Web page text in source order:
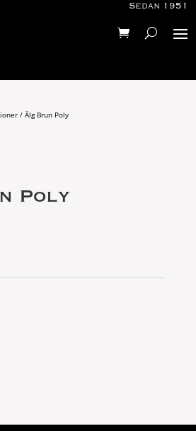
Sedan 1951
/ Älg Brun Poly
Poly